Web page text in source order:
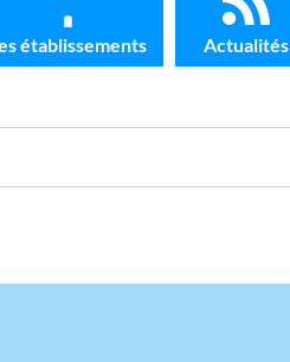
établissements Actualités